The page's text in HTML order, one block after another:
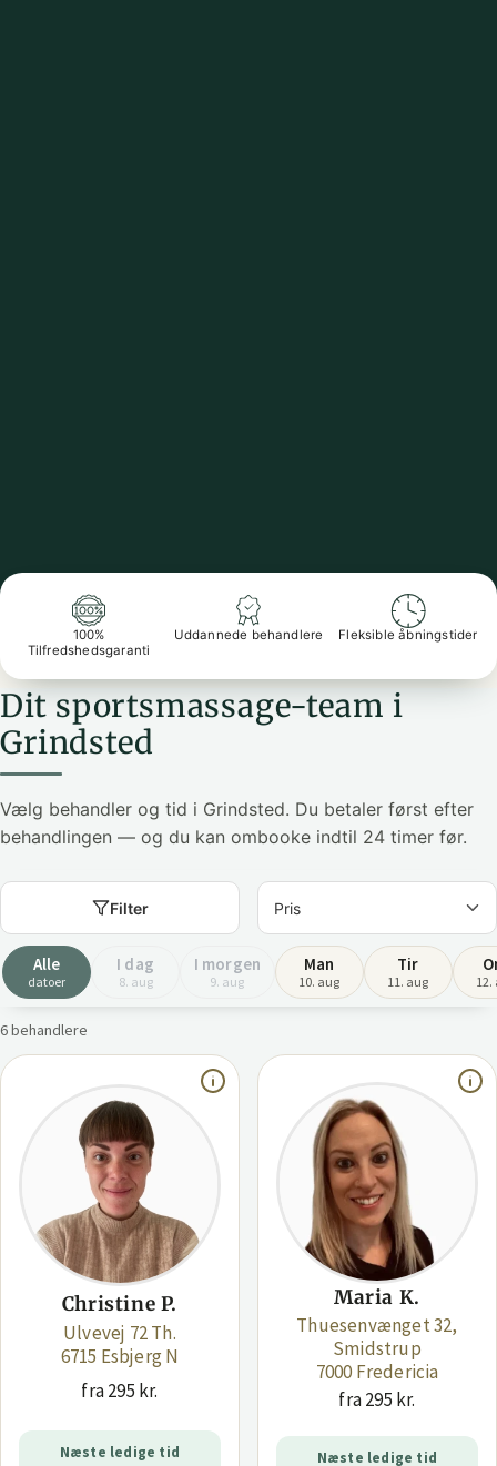
100%
Tilfredshedsgaranti
Uddannede behandlere Fleksible åbningstider
Dit sportsmassage-team i
Grindsted
Vælg behandler og tid i Grindsted. Du betaler først efter
behandlingen — og du kan ombooke indtil 24 timer før.
Filter
Alle
datoer
I dag
8. aug
I morgen
9. aug
Man
10. aug
Tir
11. aug 12.
6 behandlere
Christine P.
Ulvevej 72 Th.
6715 Esbjerg N
fra 295 kr.
Næste ledige tid
Maria K.
Thuesenvænget 32,
Smidstrup
7000 Fredericia
fra 295 kr.
Næste ledige tid